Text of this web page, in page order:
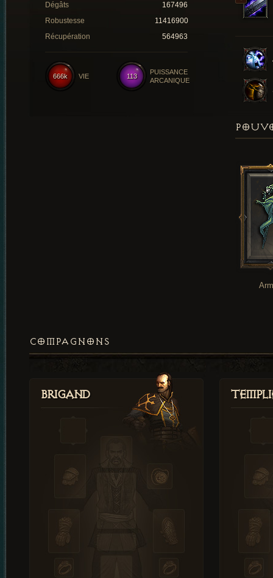
Dégâts
167496
Robustesse
11416900
Récupération
564963
113
PUISSANCE
ARCANIQUE
666k VIE
COMPAGNONS
Brigand